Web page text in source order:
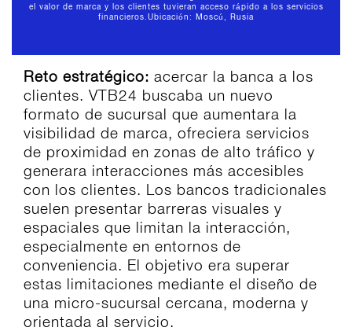
el valor de marca y los clientes tuvieran acceso rápido a los servicios
financieros. Ubicación: Moscú, Rusia
Reto estratégico: acercar la banca a los
clientes. VTB24 buscaba un nuevo
formato de sucursal que aumentara la
visibilidad de marca, ofreciera servicios
de proximidad en zonas de alto tráfico y
generara interacciones más accesibles
con los clientes. Los bancos tradicionales
suelen presentar barreras visuales y
espaciales que limitan la interacción,
especialmente en entornos de
conveniencia. El objetivo era superar
estas limitaciones mediante el diseño de
una micro-sucursal cercana, moderna y
orientada al servicio.